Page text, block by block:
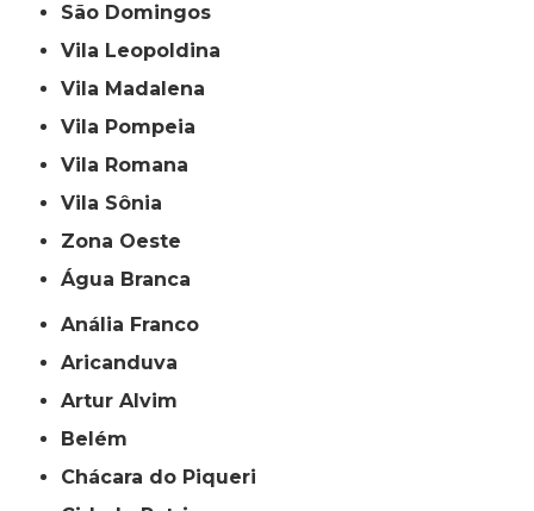
São Domingos
Vila Leopoldina
Vila Madalena
Vila Pompeia
Vila Romana
Vila Sônia
Zona Oeste
Água Branca
Anália Franco
Aricanduva
Artur Alvim
Belém
Chácara do Piqueri